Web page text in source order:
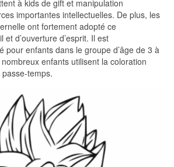
à kids de gift et manipulation
importantes intellectuelles. De plus, les
ont fortement adopté ce
et d’ouverture d’esprit. Il est
pour enfants dans le groupe d’âge de 3 à
enfants utilisent la coloration
temps.